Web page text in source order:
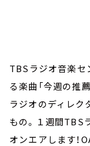
TBS
お知らせ
イベント・
YouTube
会社情報
TBSラジオ音楽セ
る楽曲「今週の推
ラジオのディレク
もの。１週間TBS
オンエアします！